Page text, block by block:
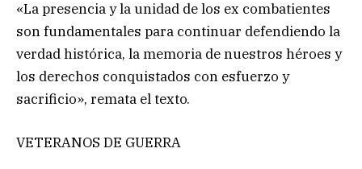
«La presencia y la unidad de los ex combatientes
son fundamentales para continuar defendiendo la
verdad histórica, la memoria de nuestros héroes y
los derechos conquistados con esfuerzo y
sacrificio», remata el texto.
VETERANOS DE GUERRA